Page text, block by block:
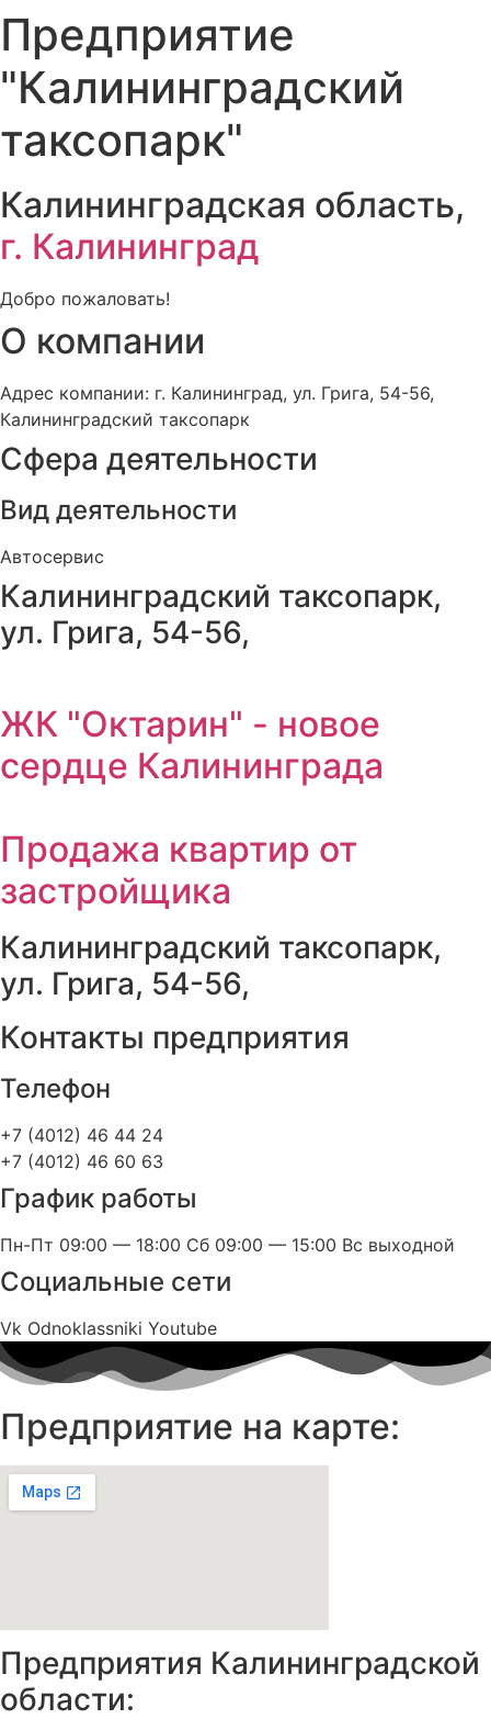
Предприятие
"Калининградский
таксопарк"
Калининградская область,
г. Калининград
Добро пожаловать!
О компании
Адрес компании: г. Калининград, ул. Грига, 54-56,
Калининградский таксопарк
Сфера деятельности
Вид деятельности
Автосервис
Калининградский таксопарк,
ул. Грига, 54-56,
ЖК "Октарин" - новое
сердце Калининграда
Продажа квартир от
застройщика
Калининградский таксопарк,
ул. Грига, 54-56,
Контакты предприятия
Телефон
+7 (4012) 46 44 24
+7 (4012) 46 60 63
График работы
Пн-Пт 09:00 — 18:00 Сб 09:00 — 15:00 Вс выходной
Социальные сети
Vk Odnoklassniki Youtube
Предприятие на карте:
Предприятия Калининградской
области: